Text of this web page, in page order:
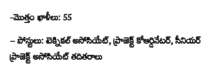
-మొత్తం ఖాళీలు: 55
– పోస్టులు: టెక్నికల్‌ అసోసియేట్‌, ప్రాజెక్ట్ కోఆర్డినేటర్‌, సీనియర్‌
ప్రాజెక్ట్ అసోసియేట్‌ తదితరాలు